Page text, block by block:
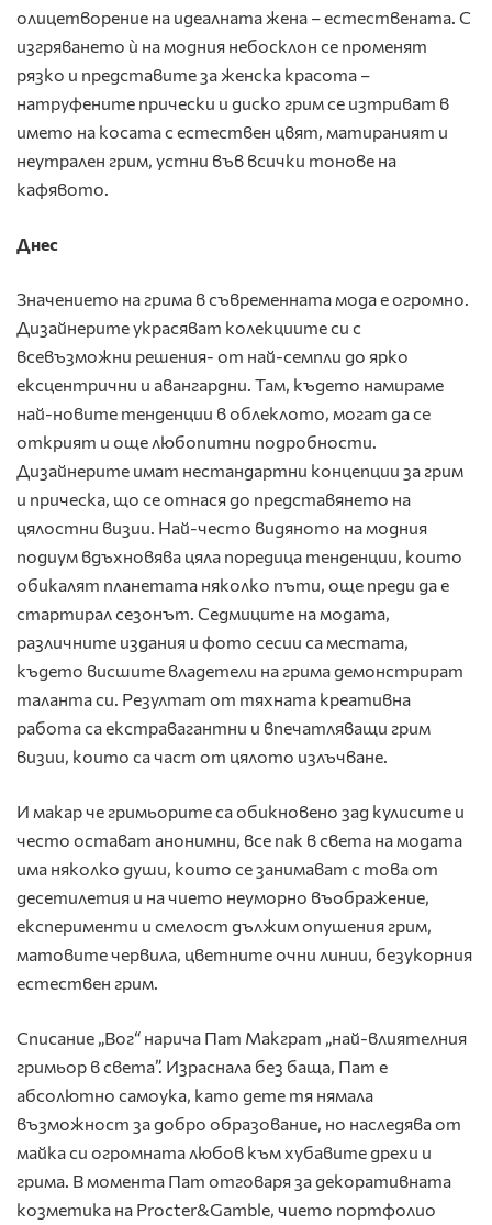
олицетворение на идеалната жена – естествената. С
изгряването ѝ на модния небосклон се променят
рязко и представите за женска красота –
натруфените прически и диско грим се изтриват в
името на косата с естествен цвят, матираният и
неутрален грим, устни във всички тонове на
кафявото.
Днес
Значението на грима в съвременната мода е огромно.
Дизайнерите украсяват колекциите си с
всевъзможни решения- от най-семпли до ярко
ексцентрични и авангардни. Там, където намираме
най-новите тенденции в облеклото, могат да се
открият и още любопитни подробности.
Дизайнерите имат нестандартни концепции за грим
и прическа, що се отнася до представянето на
цялостни визии. Най-често видяното на модния
подиум вдъхновява цяла поредица тенденции, които
обикалят планетата няколко пъти, още преди да е
стартирал сезонът. Седмиците на модата,
различните издания и фото сесии са местата,
където висшите владетели на грима демонстрират
таланта си. Резултат от тяхната креативна
работа са екстравагантни и впечатляващи грим
визии, които са част от цялото излъчване.
И макар че гримьорите са обикновено зад кулисите и
често остават анонимни, все пак в света на модата
има няколко души, които се занимават с това от
десетилетия и на чието неуморно въображение,
експерименти и смелост дължим опушения грим,
матовите червила, цветните очни линии, безукорния
естествен грим.
Списание „Вог“ нарича Пат Макграт „най-влиятелния
гримьор в света”. Израснала без баща, Пат е
абсолютно самоука, като дете тя нямала
възможност за добро образование, но наследява от
майка си огромната любов към хубавите дрехи и
грима. В момента Пат отговаря за декоративната
козметика на Procter&Gamble, чието портфолио